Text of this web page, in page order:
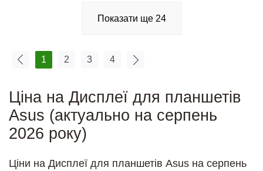
Показати ще 24
1 2 3 4
Ціна на Дисплеї для планшетів
Asus (актуально на серпень
2026 року)
Ціни на Дисплеї для планшетів Asus на серпень